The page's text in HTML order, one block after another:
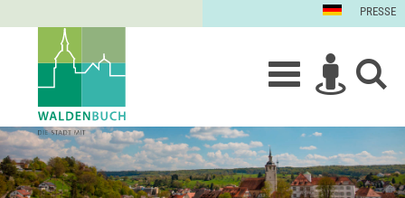
PRESSE